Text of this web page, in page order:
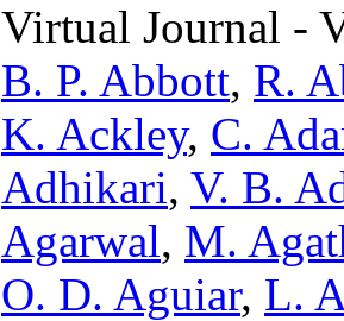
Virtual Journal -
B. P. Abbott, R.
K. Ackley, C.
Adhikari, V. B.
Agarwal, M.
O. D. Aguiar, L.